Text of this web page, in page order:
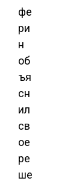
фе
ри
н
об
ъя
сн
ил
св
ое
ре
ше